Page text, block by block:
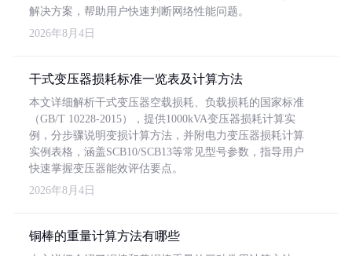
解决方案，帮助用户快速判断网络性能问题。
2026年8月4日
干式变压器损耗标准一览表及计算方法
本文详细解析干式变压器空载损耗、负载损耗的国家标准
（GB/T 10228-2015），提供1000kVA变压器损耗计算实
例，分步骤说明变损计算方法，并附电力变压器损耗计算
实例表格，涵盖SCB10/SCB13等常见型号参数，指导用户
快速掌握变压器能效评估要点。
2026年8月4日
铜棒的重量计算方法有哪些